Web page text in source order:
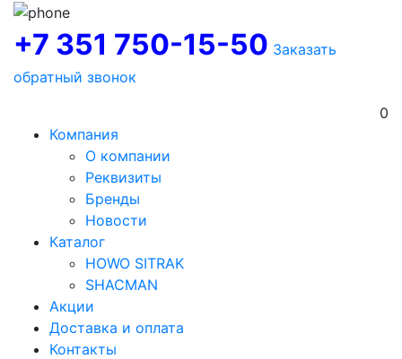
+7 351 750-15-50 Заказать
обратный звонок
0
Компания
О компании
Реквизиты
Бренды
Новости
Каталог
HOWO SITRAK
SHACMAN
Акции
Доставка и оплата
Контакты